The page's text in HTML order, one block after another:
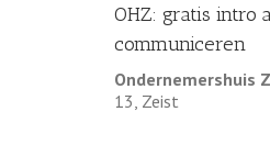
OHZ: gratis intro
communiceren
Ondernemershuis
13, Zeist